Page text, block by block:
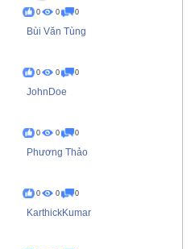
0 0 0
Bùi Văn Tùng
0 0 0
JohnDoe
0 0 0
Phương Thảo
0 0 0
KarthickKumar